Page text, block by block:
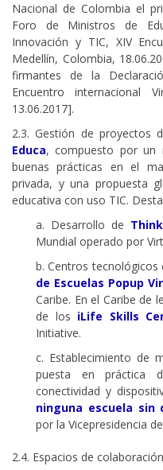
Nacional de Colombia el
Foro de Ministros de
Innovación y TIC, XIV
Medellín, Colombia,
firmantes de la
Encuentro internacional
13.06.2017].
2.3. Gestión de proyectos
Educa, compuesto por un
buenas prácticas en el
privada, y una propuesta
educativa con uso TIC.
a. Desarrollo de
Mundial operado por
b. Centros
de Escuelas Popup
Caribe. En el Caribe de
de los iLife Skills
Initiative.
c. Establecimiento de
puesta en práctica
conectividad y
ninguna escuela sin
por la Vicepresidencia
2.4. Espacios de